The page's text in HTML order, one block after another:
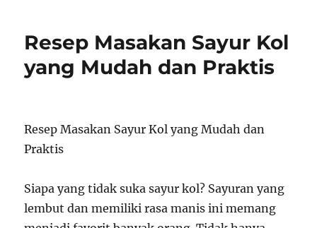
Resep Masakan Sayur Kol
yang Mudah dan Praktis
Resep Masakan Sayur Kol yang Mudah dan
Praktis
Siapa yang tidak suka sayur kol? Sayuran yang
lembut dan memiliki rasa manis ini memang